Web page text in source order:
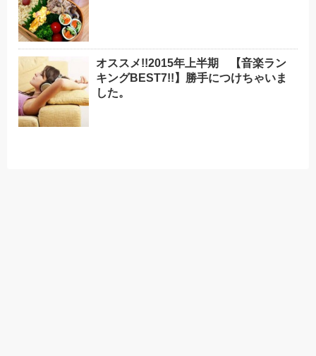
オススメ!!2015年上半期 【音楽ラン
キングBEST7!!】勝手につけちゃいま
した。